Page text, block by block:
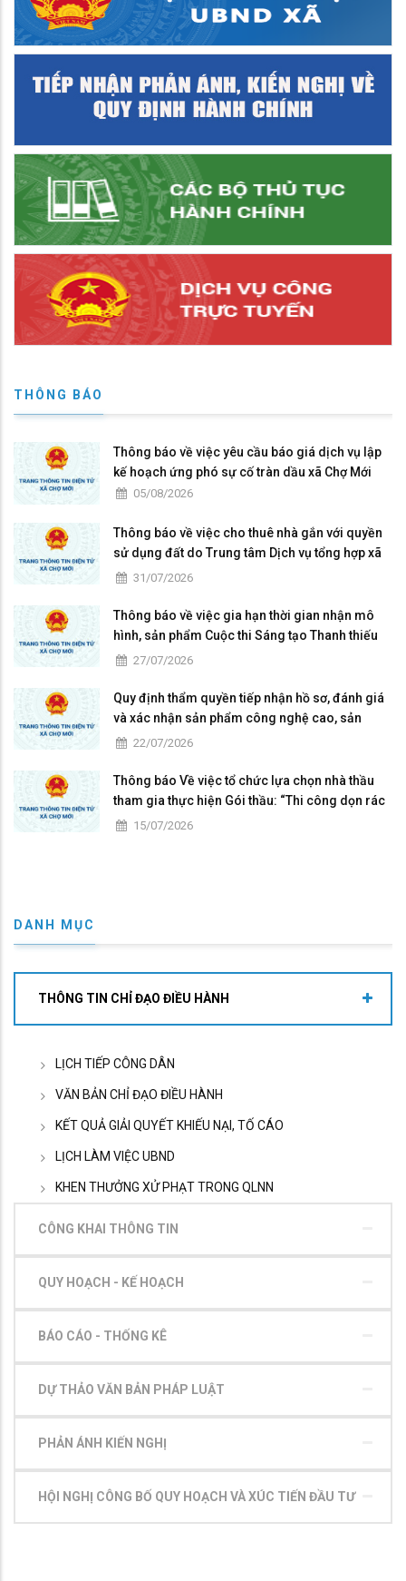
THÔNG BÁO
Thông báo về việc yêu cầu báo giá dịch vụ lập
kế hoạch ứng phó sự cố tràn dầu xã Chợ Mới
05/08/2026
Thông báo về việc cho thuê nhà gắn với quyền
sử dụng đất do Trung tâm Dịch vụ tổng hợp xã
Chợ Mới quản lý, khai thác
31/07/2026
Thông báo về việc gia hạn thời gian nhận mô
hình, sản phẩm Cuộc thi Sáng tạo Thanh thiếu
niên, nhi đồng lần thứ I năm 2026 trên địa bàn
27/07/2026
Quy định thẩm quyền tiếp nhận hồ sơ, đánh giá
và xác nhận sản phẩm công nghệ cao, sản
phẩm công nghệ chiến lược
22/07/2026
Thông báo Về việc tổ chức lựa chọn nhà thầu
tham gia thực hiện Gói thầu: “Thi công dọn rác
tại bãi rác Kiến An, thuộc ấp Kiến Bình 1, xã Chợ
15/07/2026
DANH MỤC
THÔNG TIN CHỈ ĐẠO ĐIỀU HÀNH
LỊCH TIẾP CÔNG DÂN
VĂN BẢN CHỈ ĐẠO ĐIỀU HÀNH
KẾT QUẢ GIẢI QUYẾT KHIẾU NẠI, TỐ CÁO
LỊCH LÀM VIỆC UBND
KHEN THƯỞNG XỬ PHẠT TRONG QLNN
CÔNG KHAI THÔNG TIN
QUY HOẠCH - KẾ HOẠCH
BÁO CÁO - THỐNG KÊ
DỰ THẢO VĂN BẢN PHÁP LUẬT
PHẢN ÁNH KIẾN NGHỊ
HỘI NGHỊ CÔNG BỐ QUY HOẠCH VÀ XÚC TIẾN ĐẦU TƯ